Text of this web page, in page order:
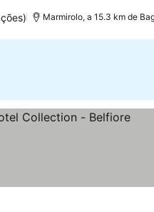
Marmirolo, a 15.3 km de